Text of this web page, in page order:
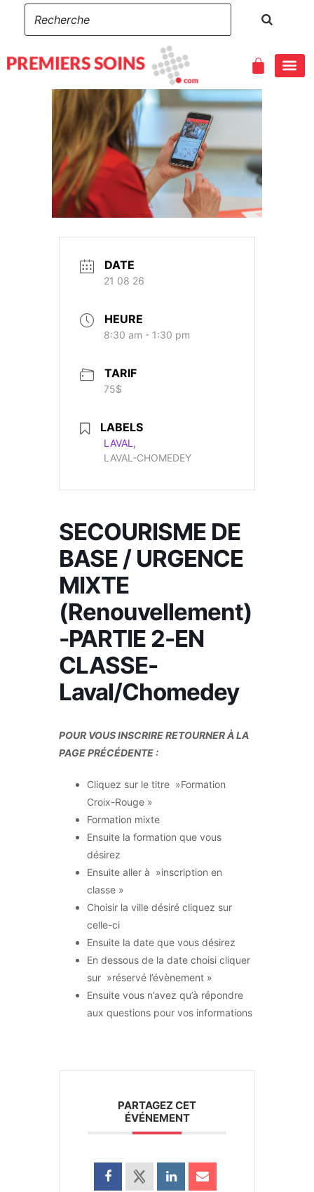
DATE
21 08 26
HEURE
8:30 am - 1:30 pm
TARIF
75$
LABELS
LAVAL,
LAVAL-CHOMEDEY
SECOURISME DE
BASE / URGENCE
MIXTE
(Renouvellement)
-PARTIE 2-EN
CLASSE-
Laval/Chomedey
POUR VOUS INSCRIRE RETOURNER À LA
PAGE PRÉCÉDENTE :
Cliquez sur le titre »Formation
Croix-Rouge »
Formation mixte
Ensuite la formation que vous
désirez
Ensuite aller à »inscription en
classe »
Choisir la ville désiré cliquez sur
celle-ci
Ensuite la date que vous désirez
En dessous de la date choisi cliquer
sur »réservé l’évènement »
Ensuite vous n’avez qu’à répondre
aux questions pour vos informations
PARTAGEZ CET
ÉVÉNEMENT